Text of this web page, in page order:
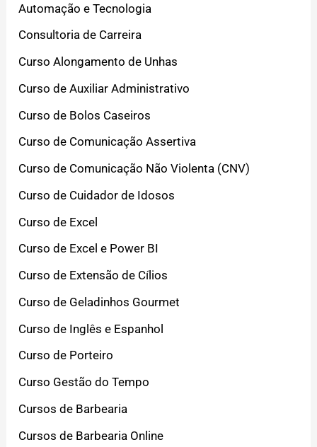
Automação e Tecnologia
Consultoria de Carreira
Curso Alongamento de Unhas
Curso de Auxiliar Administrativo
Curso de Bolos Caseiros
Curso de Comunicação Assertiva
Curso de Comunicação Não Violenta (CNV)
Curso de Cuidador de Idosos
Curso de Excel
Curso de Excel e Power BI
Curso de Extensão de Cílios
Curso de Geladinhos Gourmet
Curso de Inglês e Espanhol
Curso de Porteiro
Curso Gestão do Tempo
Cursos de Barbearia
Cursos de Barbearia Online